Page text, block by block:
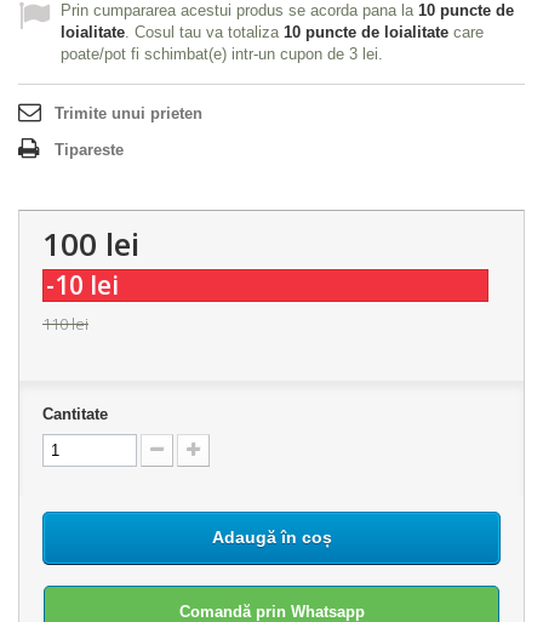
Prin cumpararea acestui produs se acorda pana la 10 puncte de
loialitate . Cosul tau va totaliza 10 puncte de loialitate care
poate/pot fi schimbat(e) intr-un cupon de 3 lei
Trimite unui prieten
Tipareste
100 lei
-10 lei
110 lei
Cantitate
Adaugă în coș
Comandă prin Whatsapp